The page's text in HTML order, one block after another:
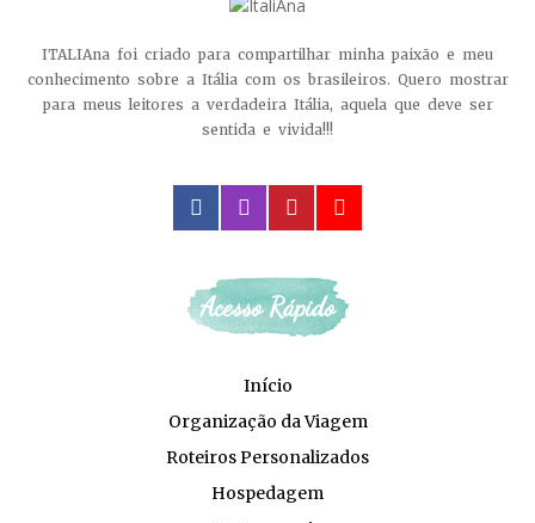
ITALIAna foi criado para compartilhar minha paixão e meu
conhecimento sobre a Itália com os brasileiros. Quero mostrar
para meus leitores a verdadeira Itália, aquela que deve ser
sentida e vivida!!!
Acesso Rápido
Início
Organização da Viagem
Roteiros Personalizados
Hospedagem